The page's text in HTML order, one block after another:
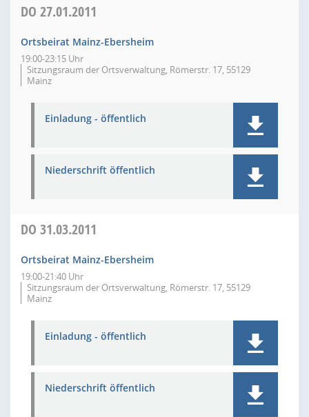
DO 27.01.2011
Ortsbeirat Mainz-Ebersheim
19:00-23:15 Uhr
Sitzungsraum der Ortsverwaltung, Römerstr. 17, 55129
Mainz
Einladung - öffentlich
Niederschrift öffentlich
DO 31.03.2011
Ortsbeirat Mainz-Ebersheim
19:00-21:40 Uhr
Sitzungsraum der Ortsverwaltung, Römerstr. 17, 55129
Mainz
Einladung - öffentlich
Niederschrift öffentlich